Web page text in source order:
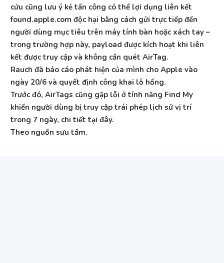
cứu cũng lưu ý kẻ tấn công có thể lợi dụng liên kết
found.apple.com độc hại bằng cách gửi trực tiếp đến
người dùng mục tiêu trên máy tính bàn hoặc xách tay –
trong trường hợp này, payload được kích hoạt khi liên
kết được truy cập và không cần quét AirTag.
Rauch đã báo cáo phát hiện của mình cho Apple vào
ngày 20/6 và quyết định công khai lỗ hổng.
Trước đó, AirTags cũng gặp lỗi ở tính năng Find My
khiến người dùng bị truy cập trái phép lịch sử vị trí
trong 7 ngày, chi tiết tại đây.
Theo nguồn sưu tầm.